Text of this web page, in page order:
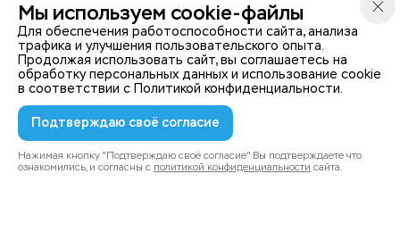
Светлановский пр-кт, д. 70, корп. 1
Мы в Telegam
© 2015-2026 ISeeYou - системы безопасности
Политика конфиденциальности
Мы используем cookie-файлы
Для обеспечения работоспособности сайта, анализа
трафика и улучшения пользовательского опыта.
Продолжая использовать сайт, вы соглашаетесь на
обработку персональных данных и использование cookie
в соответствии с Политикой конфиденциальности.
Подтверждаю своё согласие
Нажимая кнопку "Подтверждаю своё согласие" Вы подтверждаете что
ознакомились, и согласны с политикой конфиденциальности сайта.